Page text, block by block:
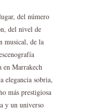
del número
del nivel de
musical, de la
en Marrakech
elegancia sobria,
más prestigiosa
y un universo